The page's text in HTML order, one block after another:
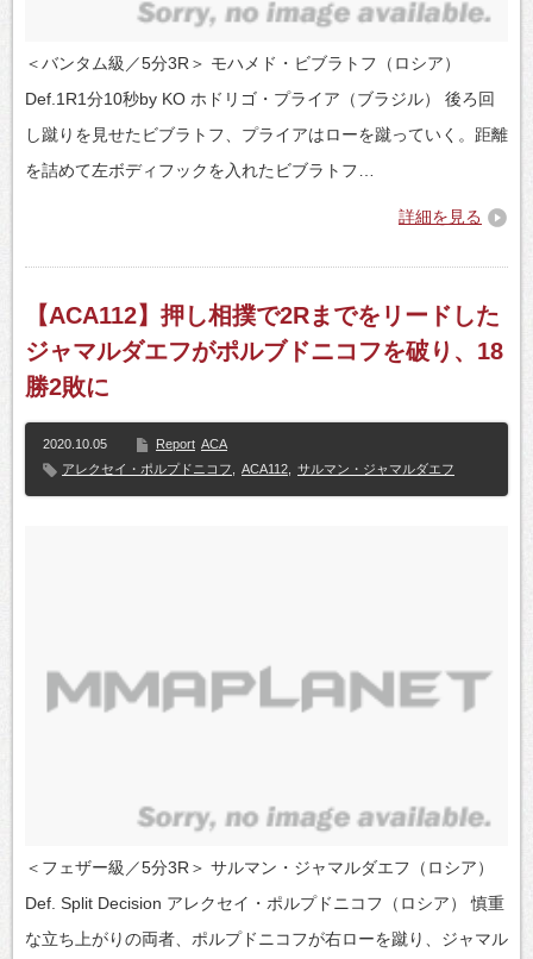
＜バンタム級／5分3R＞ モハメド・ビブラトフ（ロシア）
Def.1R1分10秒by KO ホドリゴ・プライア（ブラジル） 後ろ回
し蹴りを見せたビブラトフ、プライアはローを蹴っていく。距離
を詰めて左ボディフックを入れたビブラトフ…
詳細を見る
【ACA112】押し相撲で2Rまでをリードした
ジャマルダエフがポルブドニコフを破り、18
勝2敗に
2020.10.05 Report ACA
アレクセイ・ポルプドニコフ
ACA112 サルマン・ジャマルダエフ
＜フェザー級／5分3R＞ サルマン・ジャマルダエフ（ロシア）
Def. Split Decision アレクセイ・ポルプドニコフ（ロシア） 慎重
な立ち上がりの両者、ポルプドニコフが右ローを蹴り、ジャマル